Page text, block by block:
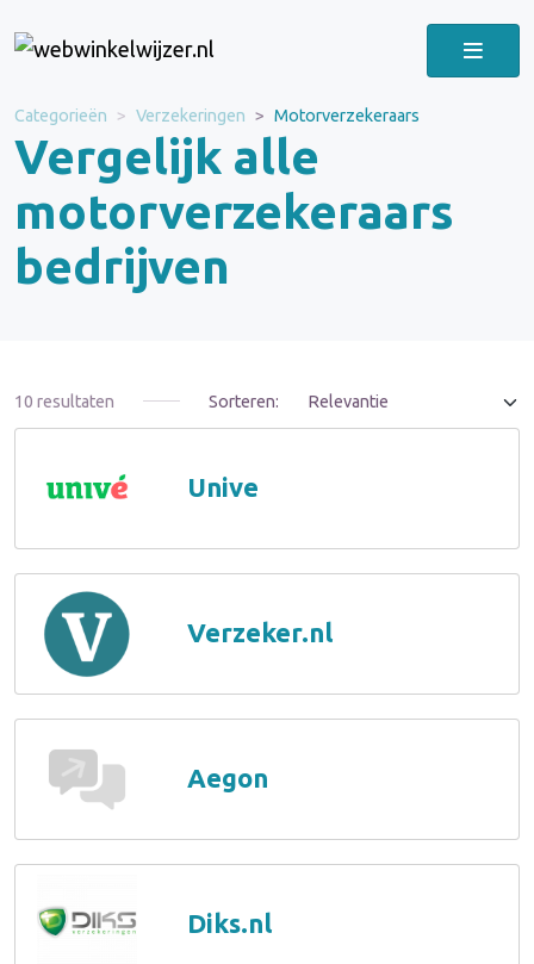
Categorieën Verzekeringen Motorverzekeraars
Vergelijk alle
motorverzekeraars
bedrijven
10 resultaten Sorteren:
Unive
Verzeker.nl
Aegon
Diks.nl